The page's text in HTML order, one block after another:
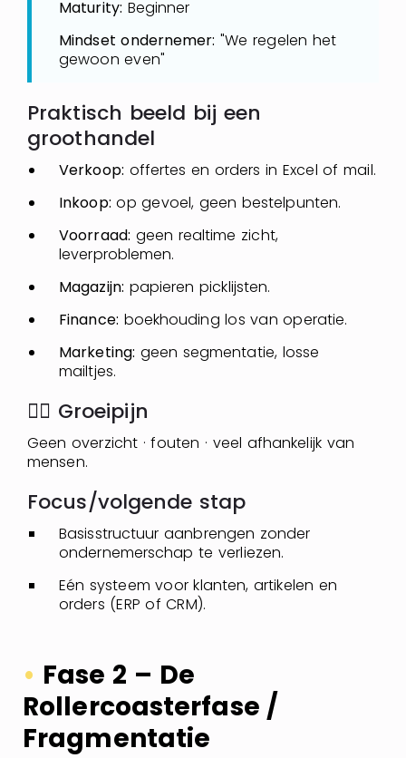
Maturity: Beginner
Mindset ondernemer: "We regelen het
gewoon even"
Praktisch beeld bij een
groothandel
Verkoop: offertes en orders in Excel of mail.
Inkoop: op gevoel, geen bestelpunten.
Voorraad: geen realtime zicht,
leverproblemen.
Magazijn: papieren picklijsten.
Finance: boekhouding los van operatie.
Marketing: geen segmentatie, losse
mailtjes.
👉🏼 Groeipijn
Geen overzicht · fouten · veel afhankelijk van
mensen.
Focus/volgende stap
Basisstructuur aanbrengen zonder
ondernemerschap te verliezen.
Eén systeem voor klanten, artikelen en
orders (ERP of CRM).
• Fase 2 – De
Rollercoasterfase /
Fragmentatie